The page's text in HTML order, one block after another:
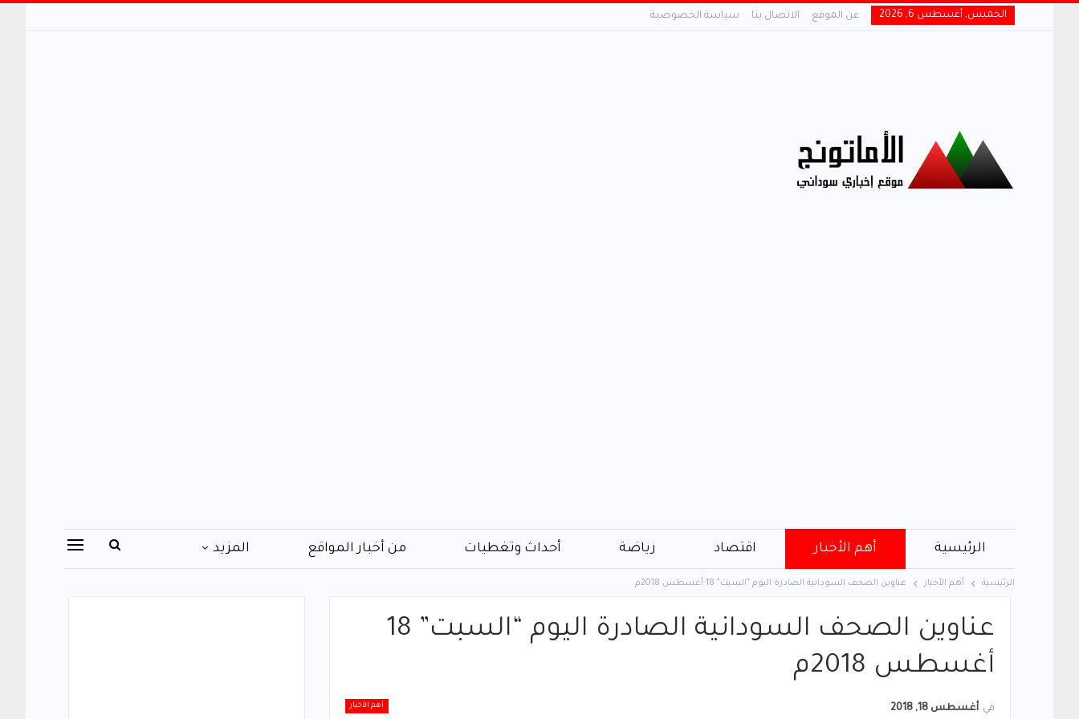
الخميس, أغسطس 6, 2026 عن الموقع الاتصال بنا سياسة الخصوصية
الرئيسية أهم الأخبار اقتصاد رياضة أحداث وتغطيات من أخبار المواقع المزيد
الرئيسية أهم الأخبار عناوين الصحف السودانية الصادرة اليوم “السبت” 18 أغسطس 2018م
عناوين الصحف السودانية الصادرة اليوم “السبت” 18
أغسطس 2018م
أهم الأخبار في أغسطس 18, 2018